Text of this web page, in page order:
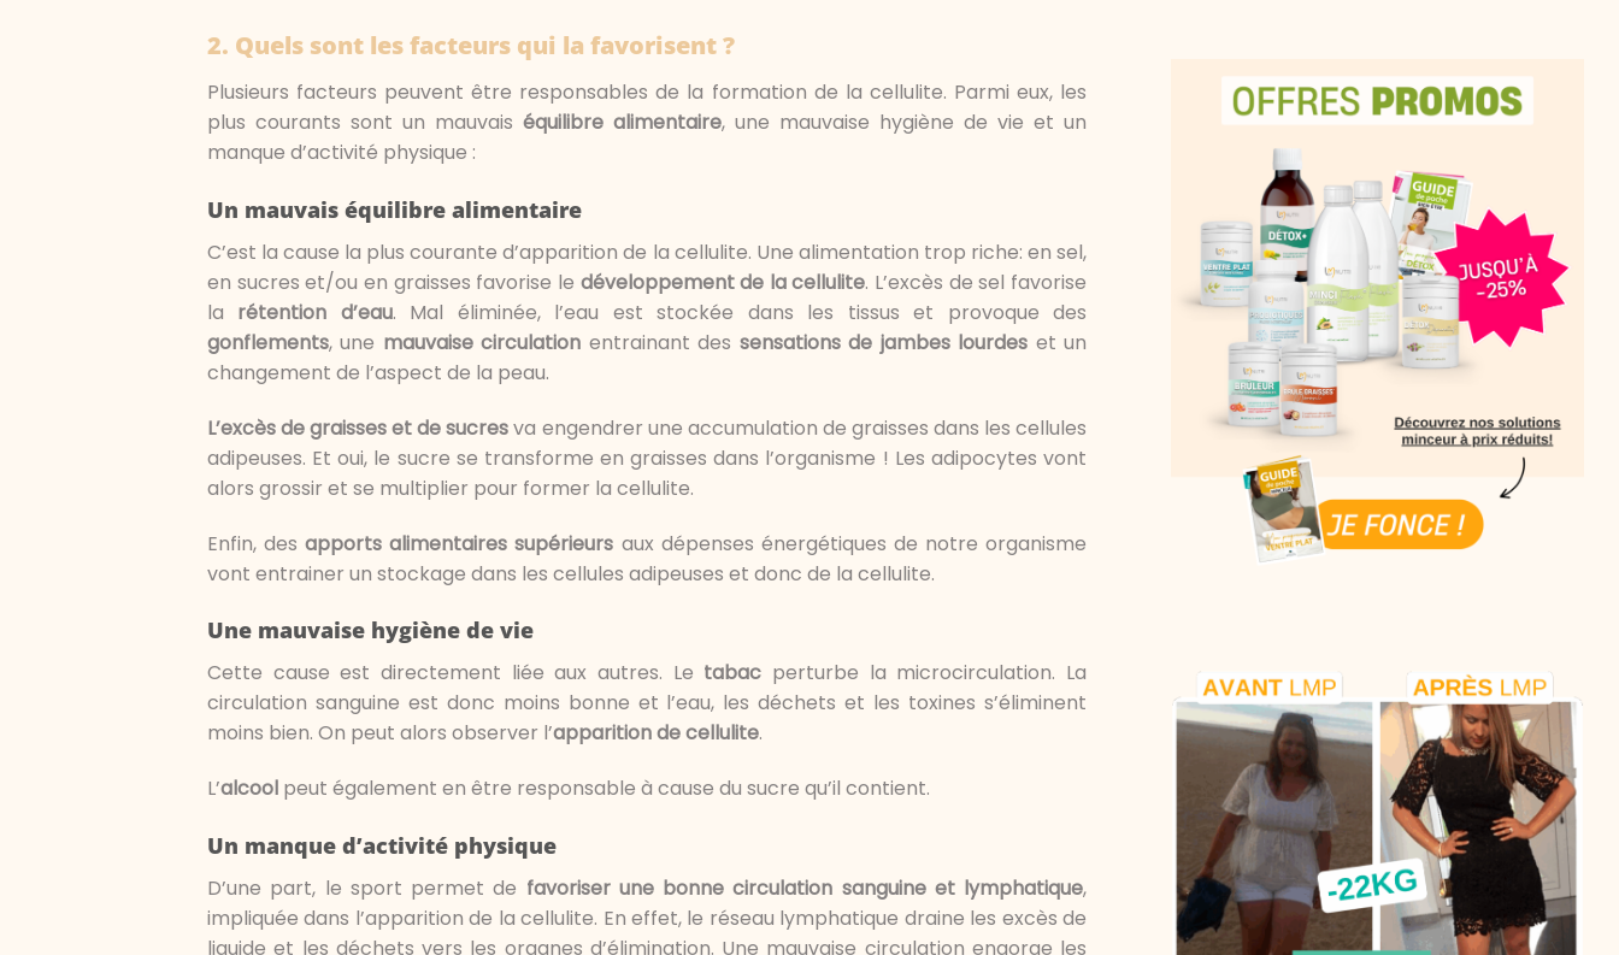
2. Quels sont les facteurs qui la favorisent ?
Plusieurs facteurs peuvent être responsables de la formation de la cellulite. Parmi eux, les
plus courants sont un mauvais équilibre alimentaire, une mauvaise hygiène de vie et un
manque d’activité physique :
Un mauvais équilibre alimentaire
C’est la cause la plus courante d’apparition de la cellulite. Une alimentation trop riche: en sel,
en sucres et/ou en graisses favorise le développement de la cellulite. L’excès de sel favorise
la rétention d’eau. Mal éliminée, l’eau est stockée dans les tissus et provoque des
gonflements, une mauvaise circulation entrainant des sensations de jambes lourdes et un
changement de l’aspect de la peau.
L’excès de graisses et de sucresva engendrer une accumulation de graisses dans les cellules
adipeuses. Et oui, le sucre se transforme en graisses dans l’organisme ! Les adipocytes vont
alors grossir et se multiplier pour former la cellulite.
Enfin, desapports alimentaires supérieurs aux dépenses énergétiques de notre organisme
vont entrainer un stockage dans les cellules adipeuses et donc de la cellulite.
Une mauvaise hygiène de vie
Cette cause est directement liée aux autres. Le tabac perturbe la microcirculation. La
circulation sanguine est donc moins bonne et l’eau, les déchets et les toxines s’éliminent
moins bien. On peut alors observer l’apparition de cellulite.
L’alcool peut également en être responsable à cause du sucre qu’il contient.
Un manque d’activité physique
D’une part, le sport permet de favoriser une bonne circulation sanguine et lymphatique,
impliquée dans l’apparition de la cellulite. En effet, le réseau lymphatique draine les excès de
liquide et les déchets vers les organes d’élimination. Une mauvaise circulation engorge les